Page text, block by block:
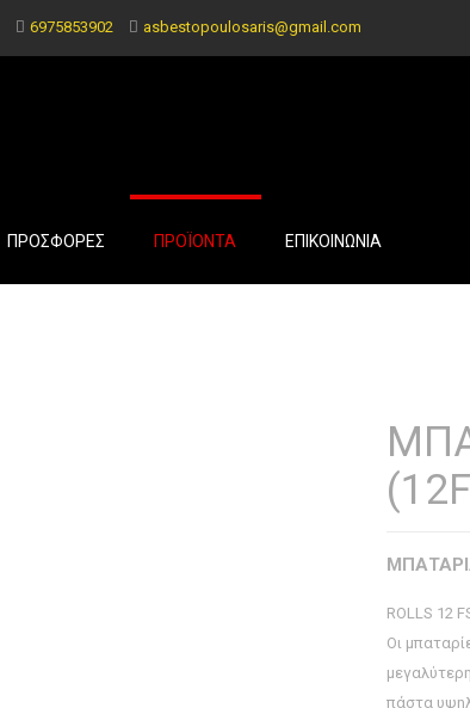
6975853902 asbestopoulosaris@gmail.com
ΠΡΟΣΦΟΡΕΣ ΠΡΟΪΟΝΤΑ ΕΠΙΚΟΙΝΩΝΙΑ
ROLLS 12
Οι
πάστα